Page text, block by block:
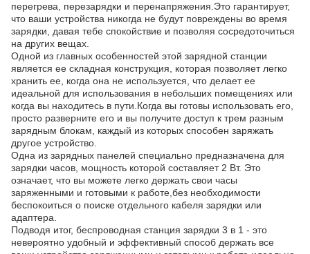
перегрева, перезарядки и перенапряжения.Это гарантирует,
что ваши устройства никогда не будут повреждены во время
зарядки, давая тебе спокойствие и позволяя сосредоточиться
на других вещах.
Одной из главных особенностей этой зарядной станции
является ее складная конструкция, которая позволяет легко
хранить ее, когда она не используется, что делает ее
идеальной для использования в небольших помещениях или
когда вы находитесь в пути.Когда вы готовы использовать его,
просто разверните его и вы получите доступ к трем разным
зарядным блокам, каждый из которых способен заряжать
другое устройство.
Одна из зарядных панелей специально предназначена для
зарядки часов, мощность которой составляет 2 Вт. Это
означает, что вы можете легко держать свои часы
заряженными и готовыми к работе,без необходимости
беспокоиться о поиске отдельного кабеля зарядки или
адаптера.
Подводя итог, беспроводная станция зарядки 3 в 1 - это
невероятно удобный и эффективный способ держать все